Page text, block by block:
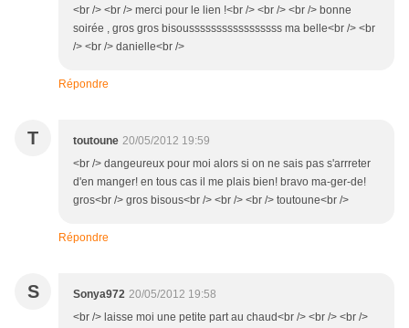
<br /> <br /> merci pour le lien !<br /> <br /> <br /> bonne
soirée , gros gros bisousssssssssssssssss ma belle<br /> <br
/> <br /> danielle<br />
Répondre
T toutoune 20/05/2012 19:59
<br /> dangeureux pour moi alors si on ne sais pas s'arrreter
d'en manger! en tous cas il me plais bien! bravo ma-ger-de!
gros<br /> gros bisous<br /> <br /> <br /> toutoune<br />
Répondre
S Sonya972 20/05/2012 19:58
<br /> laisse moi une petite part au chaud<br /> <br /> <br />